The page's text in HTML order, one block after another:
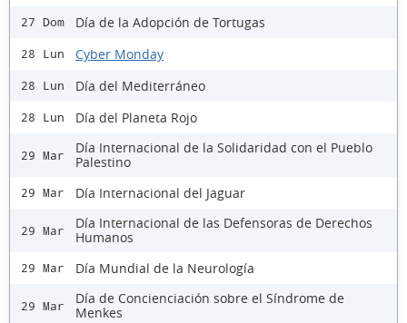
27 Dom Día de la Adopción de Tortugas
28 Lun Cyber Monday
28 Lun Día del Mediterráneo
28 Lun Día del Planeta Rojo
29 Mar
Día Internacional de la Solidaridad con el Pueblo
Palestino
29 Mar Día Internacional del Jaguar
29 Mar
Día Internacional de las Defensoras de Derechos
Humanos
29 Mar Día Mundial de la Neurología
29 Mar
Día de Concienciación sobre el Síndrome de
Menkes